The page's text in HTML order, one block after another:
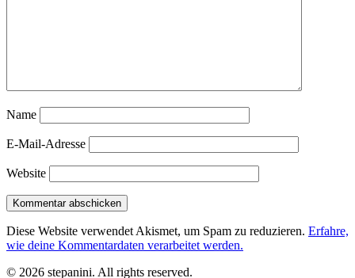
Name
E-Mail-Adresse
Website
Diese Website verwendet Akismet, um Spam zu reduzieren. Erfahre,
wie deine Kommentardaten verarbeitet werden.
© 2026 stepanini. All rights reserved.